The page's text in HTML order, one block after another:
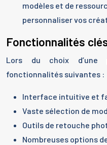
modèles et de
personnaliser vos
Fonctionnalités
Lors du choix d’une
fonctionnalités suivantes :
Interface intuitive et
Vaste sélection de
Outils de retouche
Nombreuses options